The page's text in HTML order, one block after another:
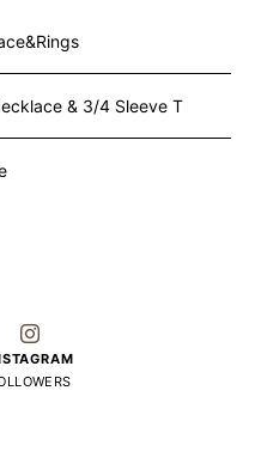
& 3/4 Sleeve T